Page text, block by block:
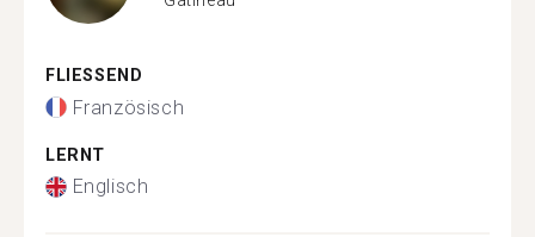
FLIESSEND
Französisch
LERNT
Englisch